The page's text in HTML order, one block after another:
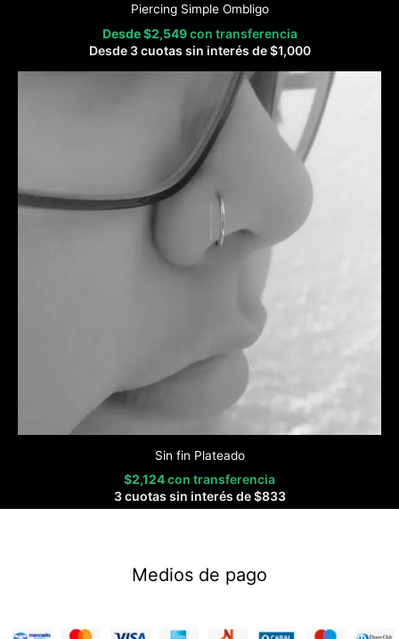
Piercing Simple Ombligo
Desde$2,549 con transferencia
Desde 3 cuotas sin interés de$1,000
Sin fin Plateado
$2,124con transferencia
3 cuotas sin interés de$833
Medios de pago